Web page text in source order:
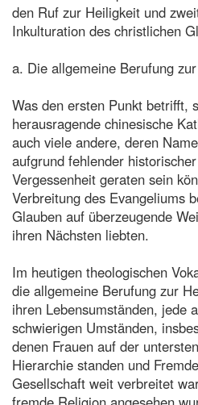
den Ruf zur Heiligkeit und
Inkulturation des christlichen
a. Die allgemeine Berufung
Was den ersten Punkt betrifft,
herausragende chinesische
auch viele andere, deren
aufgrund fehlender
Vergessenheit geraten sein
Verbreitung des Evangeliums
Glauben auf überzeugende
ihren Nächsten liebten.
Im heutigen theologischen
die allgemeine Berufung zur
ihren Lebensumständen, jede
schwierigen Umständen,
denen Frauen auf der
Hierarchie standen und
Gesellschaft weit verbreitet